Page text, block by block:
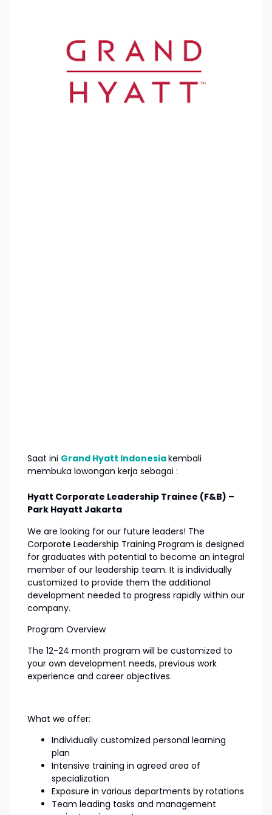
Saat ini Grand Hyatt Indonesiakembali
membuka lowongan kerja sebagai :
Hyatt Corporate Leadership Trainee (F&B) –
Park Hayatt Jakarta
We are looking for our future leaders! The
Corporate Leadership Training Program is designed
for graduates with potential to become an integral
member of our leadership team. It is individually
customized to provide them the additional
development needed to progress rapidly within our
company.
Program Overview
The 12-24 month program will be customized to
your own development needs, previous work
experience and career objectives.
What we offer:
Individually customized personal learning
plan
Intensive training in agreed area of
specialization
Exposure in various departments by rotations
Team leading tasks and management